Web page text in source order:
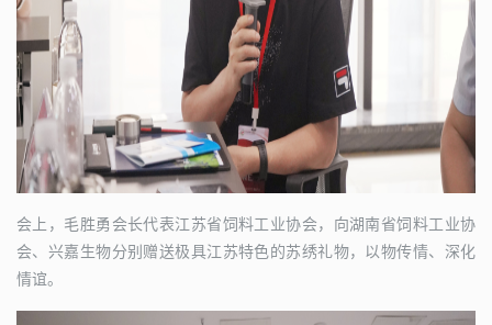
会上，毛胜勇会长代表江苏省饲料工业协会，向湖南省饲料工业协
会、兴嘉生物分别赠送极具江苏特色的苏绣礼物，以物传情、深化
情谊。